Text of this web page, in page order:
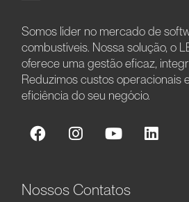
Somos líder no mercado de
combustíveis. Nossa solução, o
oferece uma gestão eficaz,
Reduzimos custos operacionais
eficiência do seu negócio.
Nossos Contatos